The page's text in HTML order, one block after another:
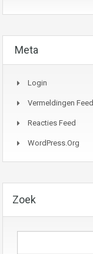
Meta
Login
Vermeldingen Feed
Reacties Feed
WordPress.org
Zoek